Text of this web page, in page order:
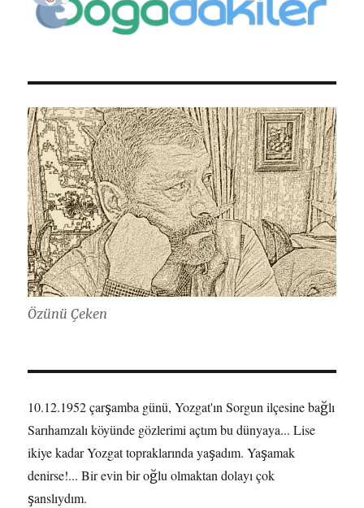
Kıyılarında
Bir
Özünü Çeken
10.12.1952 çarşamba günü, Yozgat'ın Sorgun ilçesine bağlı
Sarıhamzalı köyünde gözlerimi açtım bu dünyaya... Lise
ikiye kadar Yozgat topraklarında yaşadım. Yaşamak
denirse!... Bir evin bir oğlu olmaktan dolayı çok
şanslıydım.